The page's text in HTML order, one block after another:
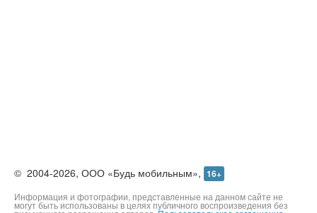
© 2004-2026, ООО «Будь мобильным», 16+
Информация и фотографии, представленные на данном сайте не
могут быть использованы в целях публичного воспроизведения без